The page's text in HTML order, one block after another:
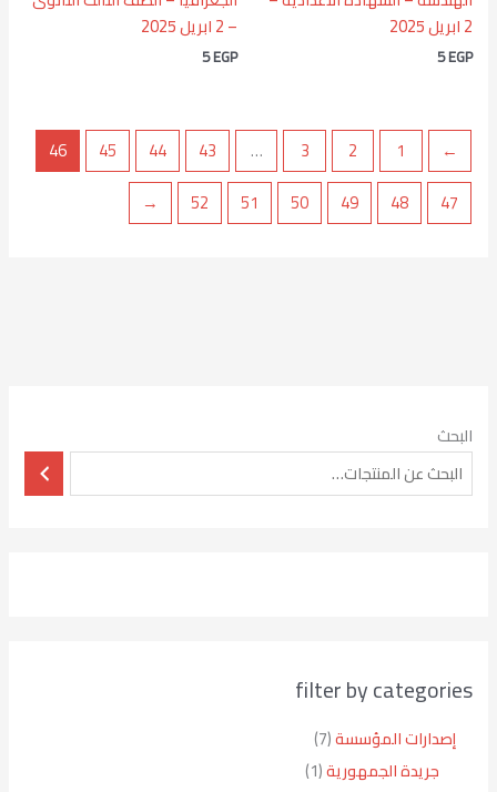
البحث
filter by categories
إصدارات المؤسسة 7
جريدة الجمهورية 1
2 ابريل 2025
5EGP
– 2 ابريل 2025
5EGP
→
1
2
3
…
43
44
45
46
47
48
49
50
51
52
←